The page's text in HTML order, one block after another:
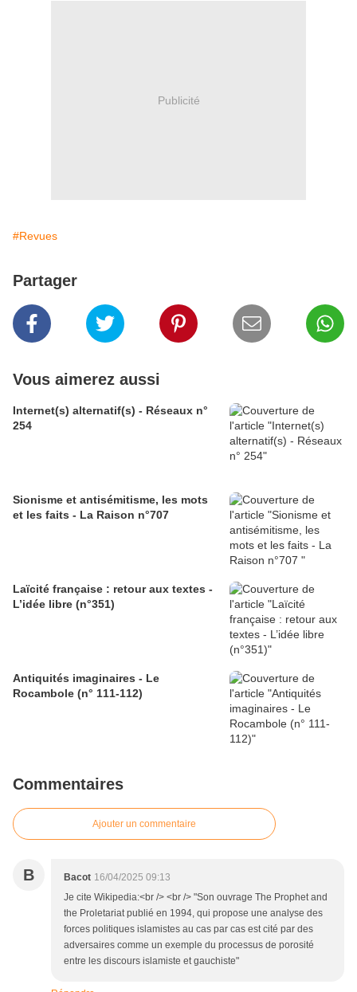
Publicité
#Revues
Partager
Vous aimerez aussi
Internet(s) alternatif(s) - Réseaux n°
254
Sionisme et antisémitisme, les mots
et les faits - La Raison n°707
Laïcité française : retour aux textes -
L’idée libre (n°351)
Antiquités imaginaires - Le
Rocambole (n° 111-112)
Commentaires
Ajouter un commentaire
B Bacot 16/04/2025 09:13
Je cite Wikipedia:<br /> <br /> "Son ouvrage The Prophet and
the Proletariat publié en 1994, qui propose une analyse des
forces politiques islamistes au cas par cas est cité par des
adversaires comme un exemple du processus de porosité
entre les discours islamiste et gauchiste"